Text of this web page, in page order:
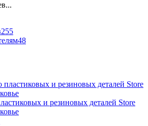
255
48
и резиновых деталей Store